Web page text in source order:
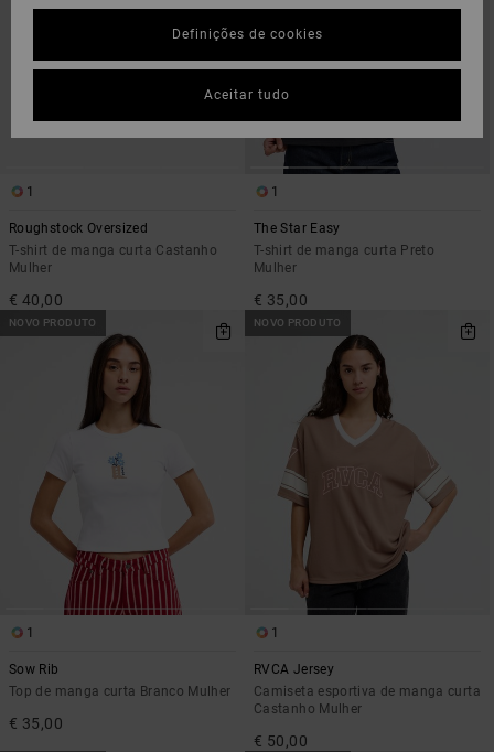
1
Roughstock Oversized
T-shirt de manga curta Castanho
Mulher
€ 40,00
1
The Star Easy
T-shirt de manga curta Preto
Mulher
€ 35,00
NOVO PRODUTO
1
Sow Rib
Top de manga curta Branco Mulher
€ 35,00
NOVO PRODUTO
1
RVCA Jersey
Camiseta esportiva de manga curta
Castanho Mulher
€ 50,00
Definições de cookies
Aceitar tudo